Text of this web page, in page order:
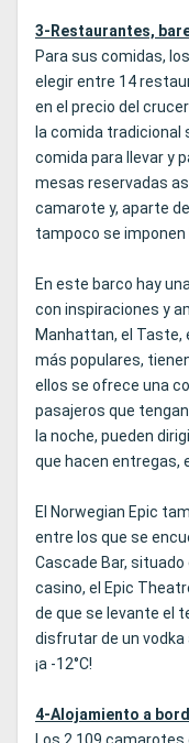
3-Restaurantes,
Para sus comidas,
elegir entre 14
en el precio del
la comida
comida para llevar y
mesas reservadas
camarote y, aparte
tampoco se imponen
En este barco hay
con inspiraciones y
Manhattan, el Taste,
más populares,
ellos se ofrece una
pasajeros que
la noche, pueden
que hacen entregas,
El Norwegian Epic
entre los que se
Cascade Bar, situado
casino, el Epic
de que se levante el
disfrutar de un
¡a -12°C!
4-Alojamiento a